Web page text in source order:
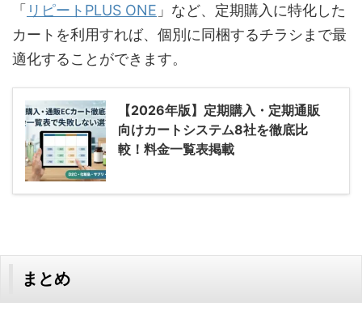
「 リピートPLUS ONE 」など、定期購入に特化した
カートを利用すれば、個別に同梱するチラシまで最
適化することができます。
【2026年版】定期購入・定期通販
向けカートシステム8社を徹底比
較！料金一覧表掲載
まとめ